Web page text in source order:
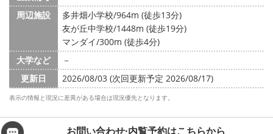
周辺施設
多井畑小学校/964m (徒歩13分)
友が丘中学校/1448m (徒歩19分)
マンダイ/300m (徒歩4分)
大学など
－
更新日
2026/08/03 (次回更新予定 2026/08/17)
表示の情報と現況に差異がある場合は現況優先となります。
お問い合わせ·内覧予約はこちらから